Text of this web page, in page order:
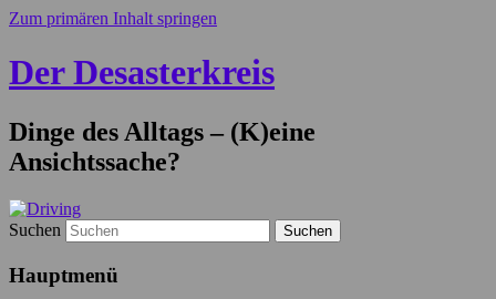
Zum primären Inhalt springen
Der Desasterkreis
Dinge des Alltags – (K)eine
Ansichtssache?
Suchen
Hauptmenü